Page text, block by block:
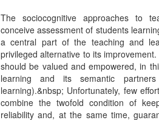
The sociocognitive approaches to
conceive assessment of students
a central part of the teaching and
privileged alternative to its
should be valued and empowered, in
learning and its semantic partners
learning).&nbsp; Unfortunately, few
combine the twofold condition of
reliability and, at the same time,